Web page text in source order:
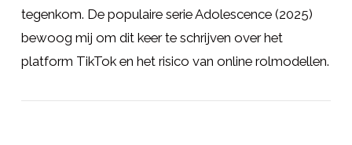
tegenkom. De populaire serie Adolescence (2025)
bewoog mij om dit keer te schrijven over het
platform TikTok en het risico van online rolmodellen.